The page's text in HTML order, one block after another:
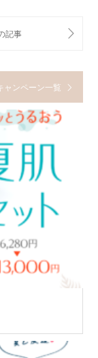
ャンペーン一覧